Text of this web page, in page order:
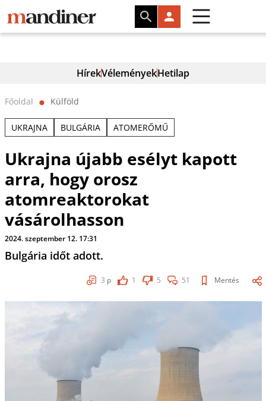
HírekVéleményekHetilap
Főoldal ⬤ Külföld
UKRAJNA BULGÁRIA ATOMERŐMŰ
Ukrajna újabb esélyt kapott
arra, hogy orosz
atomreaktorokat
vásárolhasson
2024. szeptember 12. 17:31
Bulgária időt adott.
3 p 1 5 51 Mentés